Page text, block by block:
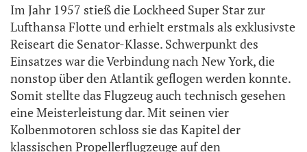
Im Jahr 1957 stieß die Lockheed Super Star zur
Lufthansa Flotte und erhielt erstmals als exklusivste
Reiseart die Senator-Klasse. Schwerpunkt des
Einsatzes war die Verbindung nach New York, die
nonstop über den Atlantik geflogen werden konnte.
Somit stellte das Flugzeug auch technisch gesehen
eine Meisterleistung dar. Mit seinen vier
Kolbenmotoren schloss sie das Kapitel der
klassischen Propellerflugzeuge auf den